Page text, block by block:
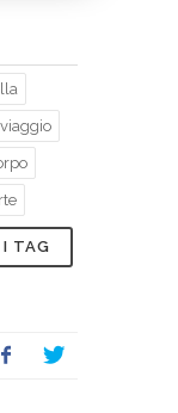
viaggio
TAG